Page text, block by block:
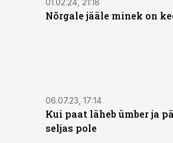
01.02.24, 21:18
Nõrgale jääle minek on
06.07.23, 17:14
Kui paat läheb ümber ja
seljas pole